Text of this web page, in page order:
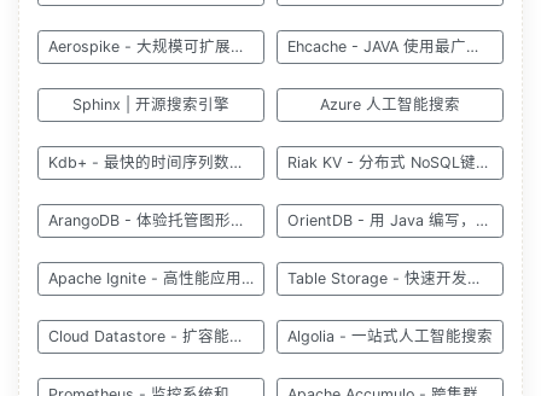
Aerospike - 大规模可扩展、毫秒级延迟的实时数据库 Ehcache - JAVA 使用最广泛的缓存
Sphinx | 开源搜索引擎 Azure 人工智能搜索
Kdb+ - 最快的时间序列数据库 Riak KV - 分布式 NoSQL键值数据库
ArangoDB - 体验托管图形数据库 OrientDB - 用 Java 编写，速度惊人
Apache Ignite - 高性能应用程序分布式数据库 Table Storage - 快速开发的 NoSQL 键值存储
Cloud Datastore - 扩容能力极强的 NoSQL 数据库 Algolia - 一站式人工智能搜索